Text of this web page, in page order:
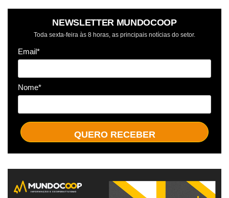
NEWSLETTER MUNDOCOOP
Toda sexta-feira às 8 horas, as principais notícias do setor.
Email*
Nome*
QUERO RECEBER